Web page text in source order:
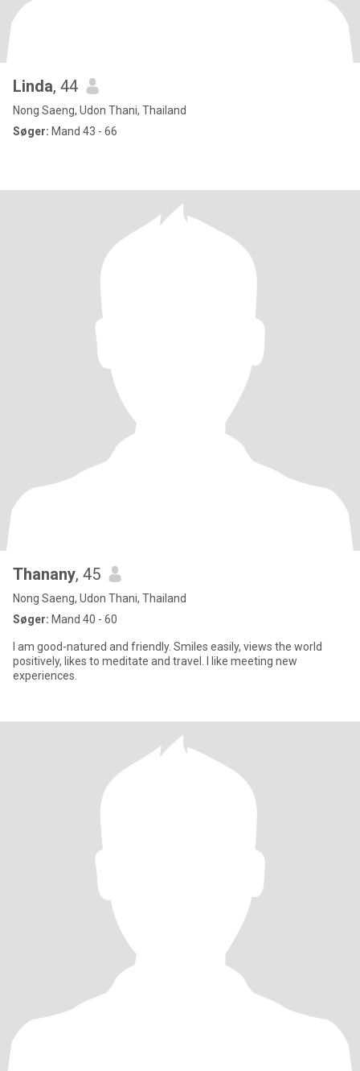
Linda, 44
Nong Saeng, Udon Thani, Thailand
Søger: Mand 43 - 66
Thanany, 45
Nong Saeng, Udon Thani, Thailand
Søger: Mand 40 - 60
I am good-natured and friendly. Smiles easily, views the world
positively, likes to meditate and travel. I like meeting new
experiences.